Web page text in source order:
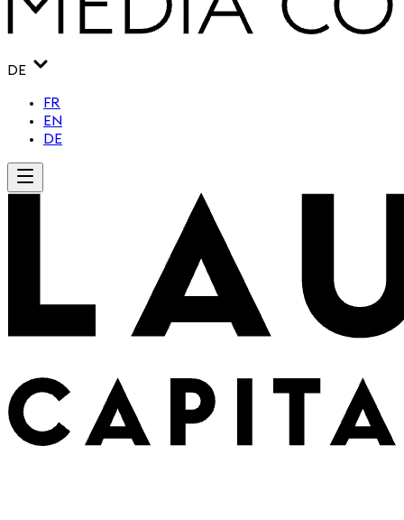
DE
FR
EN
DE